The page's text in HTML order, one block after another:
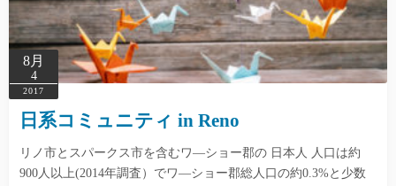
8月
4
2017
日系コミュニティ in Reno
リノ市とスパークス市を含むワ―ショー郡の 日本人 人口は約
900人以上(2014年調査）でワ―ショー郡総人口の約0.3%と少数